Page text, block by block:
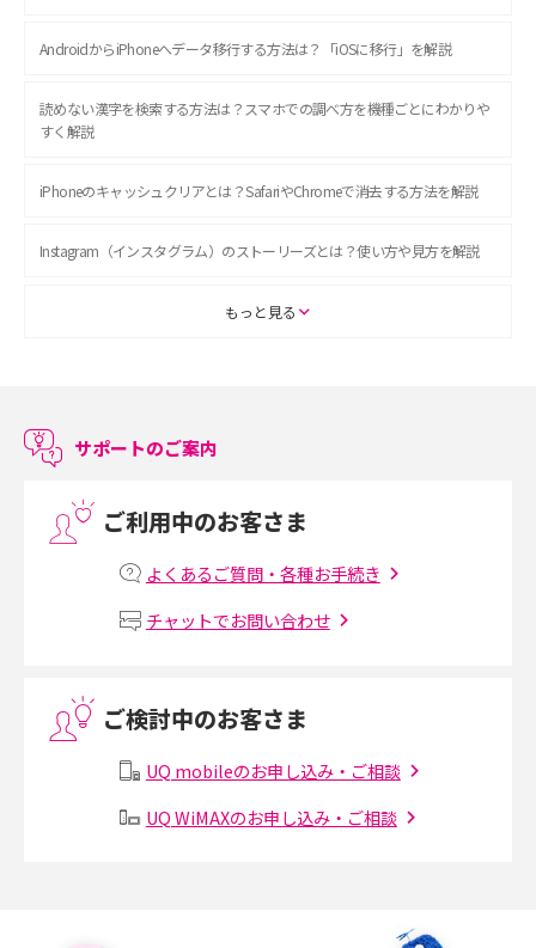
AndroidからiPhoneへデータ移行する方法は？「iOSに移行」を解説
読めない漢字を検索する方法は？スマホでの調べ方を機種ごとにわかりや
すく解説
iPhoneのキャッシュクリアとは？SafariやChromeで消去する方法を解説
Instagram（インスタグラム）のストーリーズとは？使い方や見方を解説
ASMRとは？初心者向けの代表ジャンルや楽しみ方を解説
LINEで友だちを削除する方法は？方法ごとの影響や復活・復元する方法も
プリペイドSIMとは？種類やメリット・デメリット、利用までの流れを解説
Threads（スレッズ）とは？主な機能や登録方法、投稿の仕方を解説
Instagram（インスタグラム）でスクショするとバレる？バレるケースや撮
もっと見る
サポートのご案内
ご利用中のお客さま
よくあるご質問・各種お手続き
チャットでお問い合わせ
ご検討中のお客さま
UQ mobileのお申し込み・ご相談
UQ WiMAXのお申し込み・ご相談